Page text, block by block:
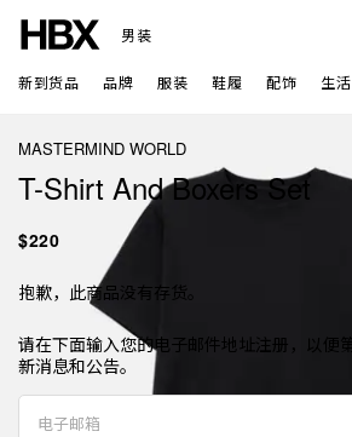
男装
新到货品 品牌 服装 鞋履 配饰 生活
MASTERMIND WORLD
T-Shirt And Boxers Set
$220
抱歉，此商品没有存货。
请在下面输入您的电子邮件地址注册，以便
新消息和公告。